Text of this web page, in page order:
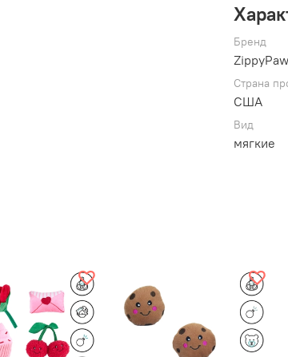
Бренд
Страна
США
Вид
мягкие